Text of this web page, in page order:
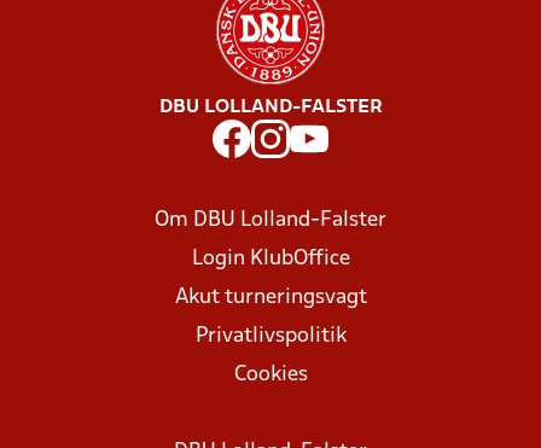
DBU LOLLAND-FALSTER
Om DBU Lolland-Falster
Login KlubOffice
Akut turneringsvagt
Privatlivspolitik
Cookies